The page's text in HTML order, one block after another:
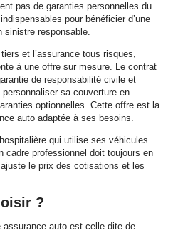
pas de garanties personnelles du
pour bénéficier d’une
sinistre responsable.
et l’assurance tous risques,
à une offre sur mesure. Le contrat
de responsabilité civile et
sa couverture en
optionnelles. Cette offre est la
auto adaptée à ses besoins.
qui utilise ses véhicules
cadre professionnel doit toujours en
le prix des cotisations et les
?
assurance auto est celle dite de